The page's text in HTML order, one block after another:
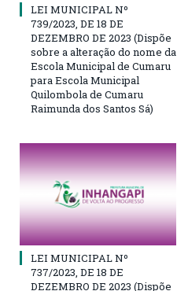
LEI MUNICIPAL Nº
739/2023, DE 18 DE
DEZEMBRO DE 2023 (Dispõe
sobre a alteração do nome da
Escola Municipal de Cumaru
para Escola Municipal
Quilombola de Cumaru
Raimunda dos Santos Sá)
LEI MUNICIPAL Nº
737/2023, DE 18 DE
DEZEMBRO DE 2023 (Dispõe